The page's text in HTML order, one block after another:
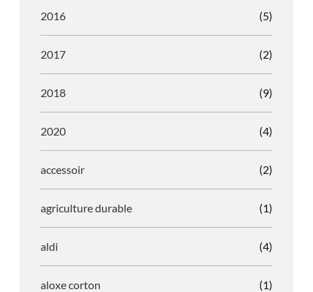
2016 (5)
2017 (2)
2018 (9)
2020 (4)
accessoir (2)
agriculture durable (1)
aldi (4)
aloxe corton (1)